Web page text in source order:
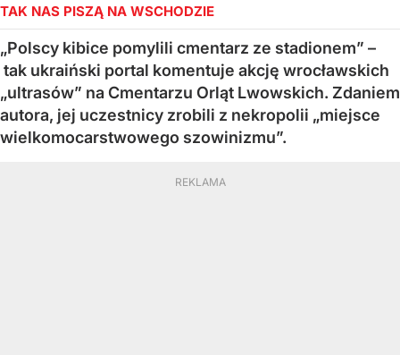
TAK NAS PISZĄ NA WSCHODZIE
„Polscy kibice pomylili cmentarz ze stadionem” –
tak ukraiński portal komentuje akcję wrocławskich
„ultrasów” na Cmentarzu Orląt Lwowskich. Zdaniem
autora, jej uczestnicy zrobili z nekropolii „miejsce
wielkomocarstwowego szowinizmu”.